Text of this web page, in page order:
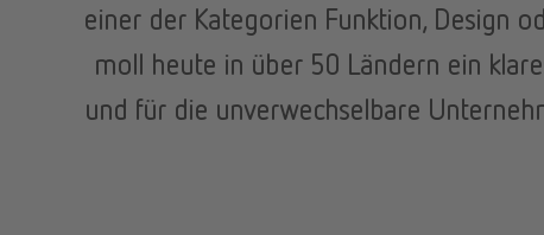
einer der Kategorien Funktion, Design
moll heute in über 50 Ländern ein
und für die unverwechselbare